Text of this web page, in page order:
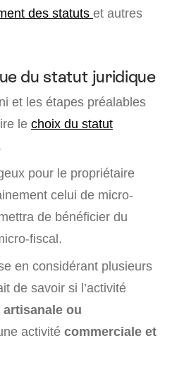
des statuts et autres
du statut juridique
et les étapes préalables
le choix du statut
pour le propriétaire
celui de micro-
de bénéficier du
fiscal.
en considérant plusieurs
de savoir si l’activité
artisanale ou
activité commerciale et